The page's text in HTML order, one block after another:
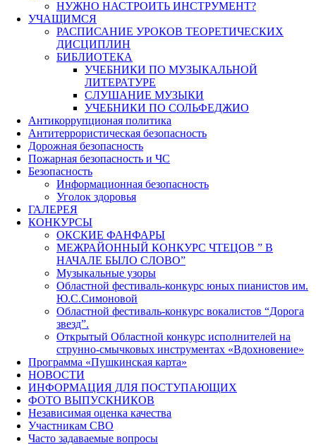
НУЖНО НАСТРОИТЬ ИНСТРУМЕНТ?
УЧАЩИМСЯ
РАСПИСАНИЕ УРОКОВ ТЕОРЕТИЧЕСКИХ
ДИСЦИПЛИН
БИБЛИОТЕКА
УЧЕБНИКИ ПО МУЗЫКАЛЬНОЙ
ЛИТЕРАТУРЕ
СЛУШАНИЕ МУЗЫКИ
УЧЕБНИКИ ПО СОЛЬФЕДЖИО
Антикоррупционая политика
Антитеррористическая безопасность
Дорожная безопасность
Пожарная безопасность и ЧС
Безопасность
Информационная безопасность
Уголок здоровья
ГАЛЕРЕЯ
КОНКУРСЫ
ОКСКИЕ ФАНФАРЫ
МЕЖРАЙОННЫЙ КОНКУРС ЧТЕЦОВ ” В
НАЧАЛЕ БЫЛО СЛОВО”
Музыкальные узоры
Областной фестиваль-конкурс юных пианистов им.
Ю.С.Симоновой
Областной фестиваль-конкурс вокалистов “Дорога
звезд”.
Открытый Областной конкурс исполнителей на
струнно-смычковых инструментах «Вдохновение»
Программа «Пушкинская карта»
НОВОСТИ
ИНФОРМАЦИЯ ДЛЯ ПОСТУПАЮЩИХ
ФОТО ВЫПУСКНИКОВ
Независимая оценка качества
Участникам СВО
Часто задаваемые вопросы